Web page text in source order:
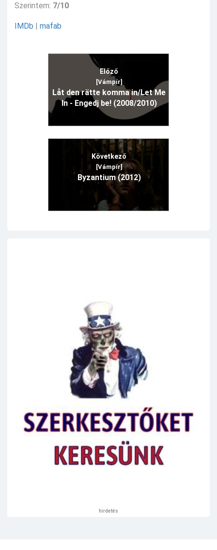
Szerintem: 7/10
IMDb | mafab
Előző
[Vámpír]
Låt den rätte komma in/Let Me
In - Engedj be! (2008/2010)
Következő
[Vámpír]
Byzantium (2012)
hirdetés